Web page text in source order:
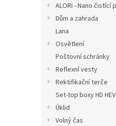
ALORI - Nano
Dům a zahrada
Lana
Osvětlení
Poštovní schránky
Reflexní vesty
Rektifikační terče
Set-top boxy HD
Úklid
Volný čas